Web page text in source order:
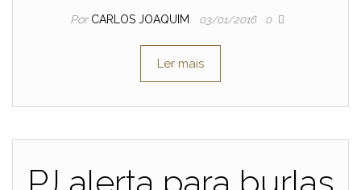
Por CARLOS JOAQUIM 03/01/2016 0
Ler mais